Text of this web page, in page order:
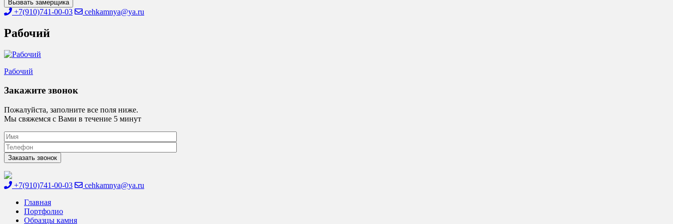
Вызвать замерщика
+7(910)741-00-03 cehkamnya@ya.ru
Рабочий
Навигация
по
Рабочий
Закажите звонок
Пожалуйста, заполните все поля ниже.
Мы свяжемся с Вами в течение 5 минут
+7(910)741-00-03
cehkamnya@ya.ru
Главная
Портфолио
Образцы камня